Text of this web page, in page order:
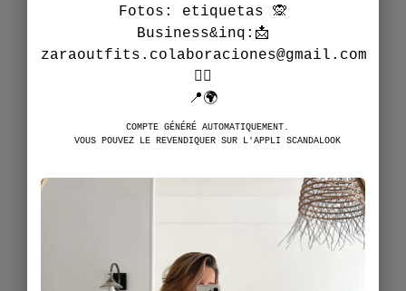
Fotos: etiquetas 🙊
Business&inq:📩
zaraoutfits.colaboraciones@gmail.com
👈🏻
📍🌍
COMPTE GÉNÉRÉ AUTOMATIQUEMENT.
VOUS POUVEZ LE REVENDIQUER SUR L'APPLI SCANDALOOK